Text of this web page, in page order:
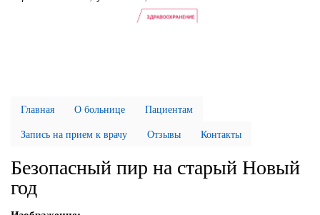
Главная О больнице
Пациентам
Запись на прием к врачу
Отзывы Контакты
Безопасный пир на старый Новый
год